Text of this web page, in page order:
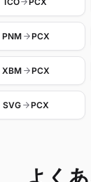
PNM PCX
XBM PCX
SVG PCX